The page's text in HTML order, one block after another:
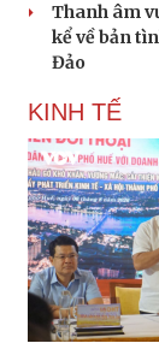
Thanh âm
kể về bản
Đảo
KINH TẾ